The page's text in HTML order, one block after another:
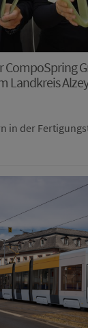
CompoSpring
Landkreis
in der